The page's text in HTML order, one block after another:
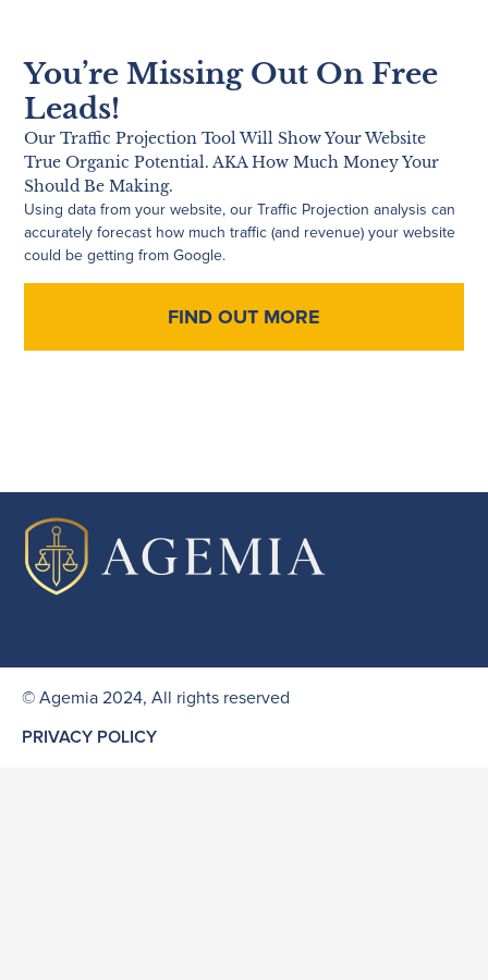
You’re Missing Out On Free
Leads!
Our Traffic Projection Tool Will Show Your Website
True Organic Potential. AKA How Much Money Your
Should Be Making.
Using data from your website, our Traffic Projection analysis can
accurately forecast how much traffic (and revenue) your website
could be getting from Google.
FIND OUT MORE
© Agemia 2024, All rights reserved
PRIVACY POLICY